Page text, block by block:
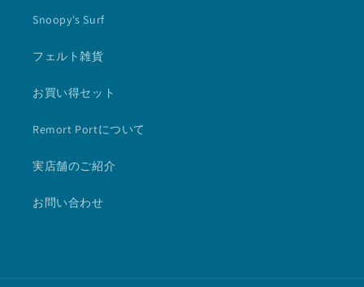
Snoopy's Surf
フェルト雑貨
お買い得セット
Remort Portについて
実店舗のご紹介
お問い合わせ